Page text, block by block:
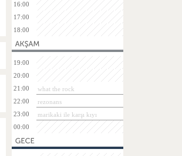
16:00
17:00
18:00
19:00
20:00
21:00
what the rock
22:00
rezonans
23:00
marikaki ile karşı kıyı
00:00